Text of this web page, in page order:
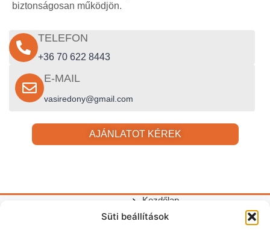
Süti beállítások
biztonságosan működjön.
TELEFON
+36 70 622 8443
E-MAIL
vasiredony@gmail.com
AJÁNLATOT KÉREK
Gyors
Kezdőlap
Redőnyök
Hasznos
Kapcsolódó
Adatkezelési
tájékoztató
©
2026